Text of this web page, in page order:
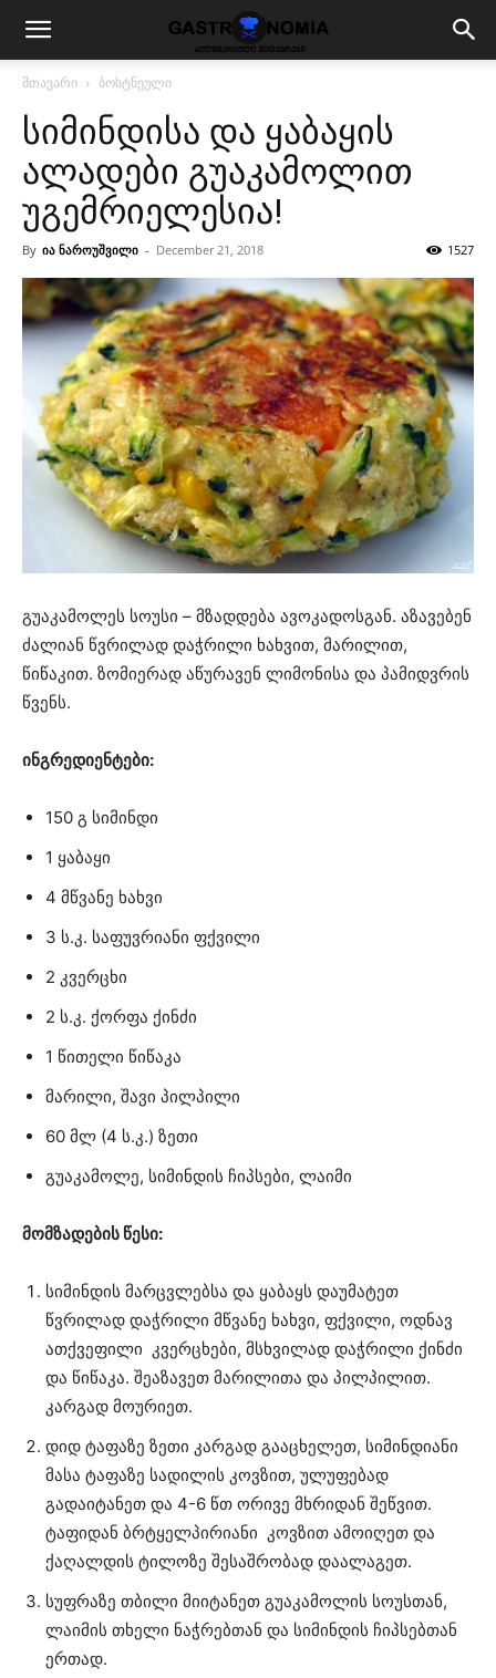
მთავარი ბოსტნეული
სიმინდისა და ყაბაყის
ალადები გუაკამოლით
უგემრიელესია!
By ია ნაროუშვილი - December 21, 2018 1527
გუაკამოლეს სოუსი – მზადდება ავოკადოსგან. აზავებენ
ძალიან წვრილად დაჭრილი ხახვით, მარილით,
წიწაკით. ზომიერად აწურავენ ლიმონისა და პამიდვრის
წვენს.
ინგრედიენტები:
150 გ სიმინდი
1 ყაბაყი
4 მწვანე ხახვი
3 ს.კ. საფუვრიანი ფქვილი
2 კვერცხი
2 ს.კ. ქორფა ქინძი
1 წითელი წიწაკა
მარილი, შავი პილპილი
60 მლ (4 ს.კ.) ზეთი
გუაკამოლე, სიმინდის ჩიპსები, ლაიმი
მომზადების წესი:
სიმინდის მარცვლებსა და ყაბაყს დაუმატეთ
წვრილად დაჭრილი მწვანე ხახვი, ფქვილი, ოდნავ
ათქვეფილი კვერცხები, მსხვილად დაჭრილი ქინძი
და წიწაკა. შეაზავეთ მარილითა და პილპილით.
კარგად მოურიეთ.
დიდ ტაფაზე ზეთი კარგად გააცხელეთ, სიმინდიანი
მასა ტაფაზე სადილის კოვზით, ულუფებად
გადაიტანეთ და 4-6 წთ ორივე მხრიდან შეწვით.
ტაფიდან ბრტყელპირიანი კოვზით ამოიღეთ და
ქაღალდის ტილოზე შესაშრობად დაალაგეთ.
სუფრაზე თბილი მიიტანეთ გუაკამოლის სოუსთან,
ლაიმის თხელი ნაჭრებთან და სიმინდის ჩიპსებთან
ერთად.